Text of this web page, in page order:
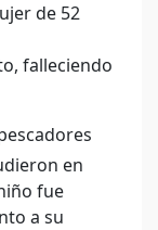
de 52
falleciendo
en
fue
a su